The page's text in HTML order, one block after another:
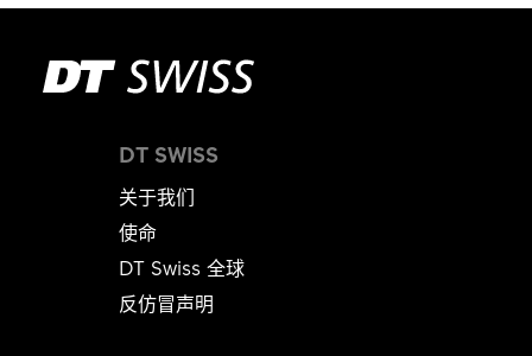
DT SWISS
关于我们
使命
DT Swiss 全球
反仿冒声明